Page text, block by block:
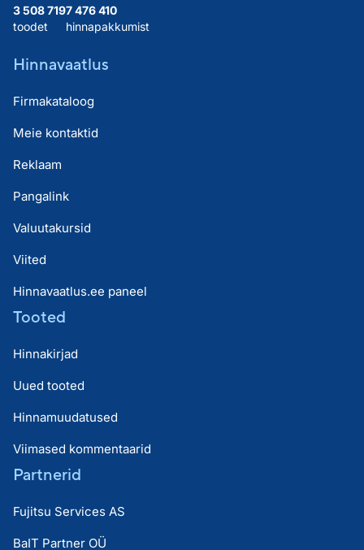
3 508 719
toodet
7 476 410
hinnapakkumist
Hinnavaatlus
Firmakataloog
Meie kontaktid
Reklaam
Pangalink
Valuutakursid
Viited
Hinnavaatlus.ee paneel
Tooted
Hinnakirjad
Uued tooted
Hinnamuudatused
Viimased kommentaarid
Partnerid
Fujitsu Services AS
BaIT Partner OÜ